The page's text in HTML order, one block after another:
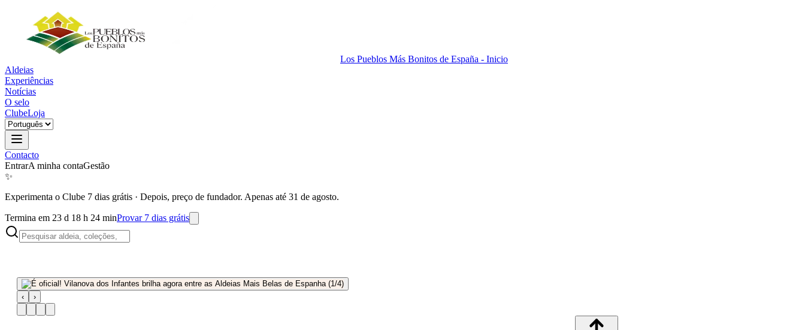
Los Pueblos Más Bonitos de España - Inicio
Aldeias
Experiências
Notícias
O selo
ClubeLoja
Contacto
EntrarA minha contaGestão
✨
Experimenta o Clube 7 dias grátis · Depois, preço de fundador. Apenas até 31 de agosto.
Termina em 23 d 18 h 24 minProvar 7 dias grátis
‹ ›